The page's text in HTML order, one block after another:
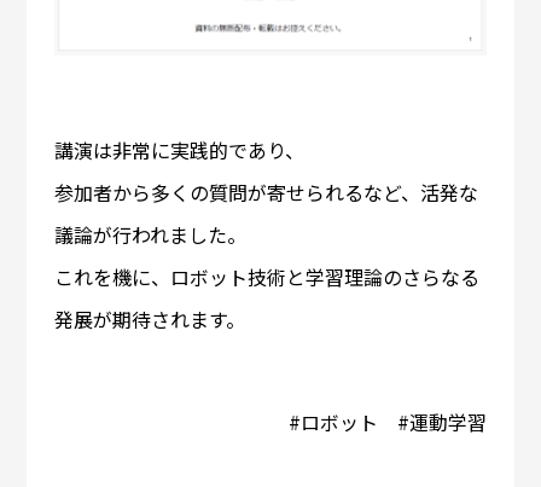
講演は非常に実践的であり、
参加者から多くの質問が寄せられるなど、活発な
議論が行われました。
これを機に、ロボット技術と学習理論のさらなる
発展が期待されます。
#ロボット #運動学習